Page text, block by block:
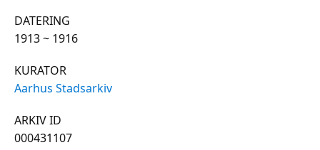
DATERING
1913 ~ 1916
KURATOR
Aarhus Stadsarkiv
ARKIV ID
000431107